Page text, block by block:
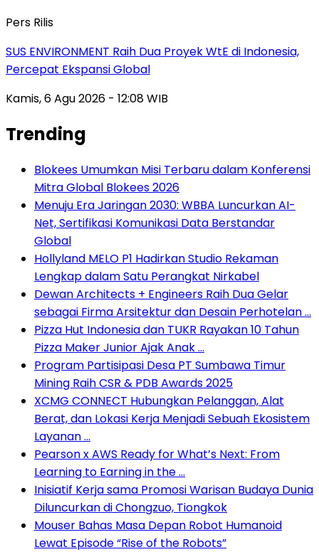
Pers Rilis
SUS ENVIRONMENT Raih Dua Proyek WtE di Indonesia,
Percepat Ekspansi Global
Kamis, 6 Agu 2026 - 12:08 WIB
Trending
Blokees Umumkan Misi Terbaru dalam Konferensi
Mitra Global Blokees 2026
Menuju Era Jaringan 2030: WBBA Luncurkan AI-
Net, Sertifikasi Komunikasi Data Berstandar
Global
Hollyland MELO P1 Hadirkan Studio Rekaman
Lengkap dalam Satu Perangkat Nirkabel
Dewan Architects + Engineers Raih Dua Gelar
sebagai Firma Arsitektur dan Desain Perhotelan …
Pizza Hut Indonesia dan TUKR Rayakan 10 Tahun
Pizza Maker Junior Ajak Anak …
Program Partisipasi Desa PT Sumbawa Timur
Mining Raih CSR & PDB Awards 2025
XCMG CONNECT Hubungkan Pelanggan, Alat
Berat, dan Lokasi Kerja Menjadi Sebuah Ekosistem
Layanan …
Pearson x AWS Ready for What’s Next: From
Learning to Earning in the …
Inisiatif Kerja sama Promosi Warisan Budaya Dunia
Diluncurkan di Chongzuo, Tiongkok
Mouser Bahas Masa Depan Robot Humanoid
Lewat Episode “Rise of the Robots”